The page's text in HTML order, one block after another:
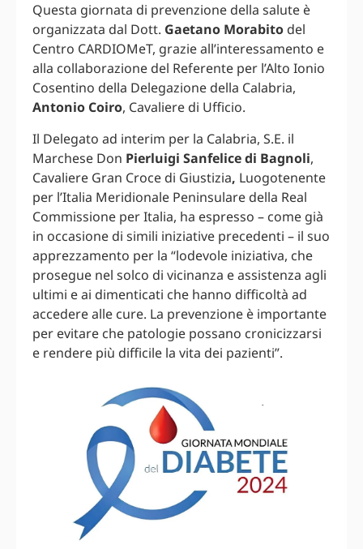
Questa giornata di prevenzione della salute è
organizzata dal Dott. Gaetano Morabito del
Centro CARDIOMeT, grazie all’interessamento e
alla collaborazione del Referente per l’Alto Ionio
Cosentino della Delegazione della Calabria,
Antonio Coiro, Cavaliere di Ufficio.
Il Delegato ad interim per la Calabria, S.E. il
Marchese Don Pierluigi Sanfelice di Bagnoli,
Cavaliere Gran Croce di Giustizia, Luogotenente
per l’Italia Meridionale Peninsulare della Real
Commissione per Italia, ha espresso – come già
in occasione di simili iniziative precedenti – il suo
apprezzamento per la “lodevole iniziativa, che
prosegue nel solco di vicinanza e assistenza agli
ultimi e ai dimenticati che hanno difficoltà ad
accedere alle cure. La prevenzione è importante
per evitare che patologie possano cronicizzarsi
e rendere più difficile la vita dei pazienti”.